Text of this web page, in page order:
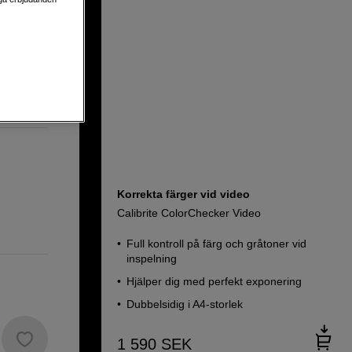
Korrekta färger vid video
Calibrite ColorChecker Video
Full kontroll på färg och gråtoner vid
inspelning
Hjälper dig med perfekt exponering
Dubbelsidig i A4-storlek
1 590 SEK